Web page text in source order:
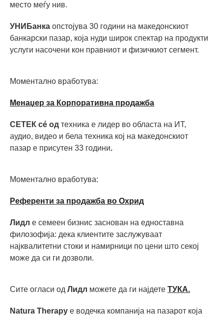
место меѓу нив.
УНИБанка опстојува 30 години на македонскиот
банкарски пазар, која нуди широк спектар на продукти
услуги насочени кон правниот и физичкиот сегмент.
Моментално вработува:
Mенаџер за Корпоративна продажба
СЕТЕК сé од техника е лидер во областа на ИТ,
аудио, видео и бела техника кој на македонскиот
пазар е присутен 33 години.
Моментално вработува:
Референти за продажба во Охрид
Лидл е семеен бизнис заснован на едноставна
филозофија: дека клиентите заслужуваат
најквалитетни стоки и намирници по цени што секој
може да си ги дозволи.
Сите огласи од Лидл можете да ги најдете ТУКА.
Natura Therapy е водечка компанија на пазарот која